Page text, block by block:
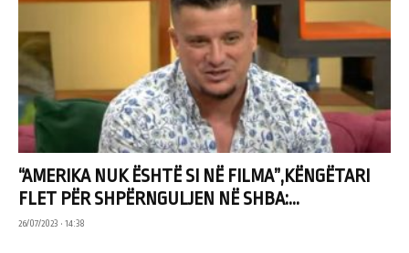
“AMERIKA NUK ËSHTË SI NË FILMA”,KËNGËTARI
FLET PËR SHPËRNGULJEN NË SHBA:...
26/07/2023 • 14:38